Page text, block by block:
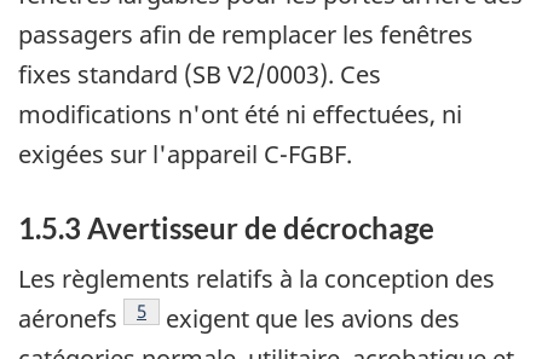
passagers afin de remplacer les fenêtres
fixes standard (SB V2/0003). Ces
modifications n'ont été ni effectuées, ni
exigées sur l'appareil C-FGBF.
1.5.3 Avertisseur de décrochage
Les règlements relatifs à la conception des
aéronefs
Note de bas de page
5
exigent que les avions des